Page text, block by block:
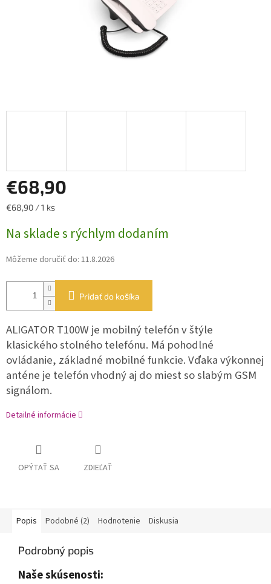
€68,90
Jednotková
€68,90 / 1 ks
Na sklade s rýchlym dodaním
Môžeme doručiť do: 11.8.2026
Pridať do košíka
ALIGATOR T100W je mobilný telefón v štýle
klasického stolného telefónu. Má pohodlné
ovládanie, základné mobilné funkcie. Vďaka výkonnej
anténe je telefón vhodný aj do miest so slabým GSM
signálom.
Detailné informácie
OPÝTAŤ SA ZDIEĽAŤ
Popis Podobné (2) Hodnotenie Diskusia
Podrobný popis
Naše skúsenosti: